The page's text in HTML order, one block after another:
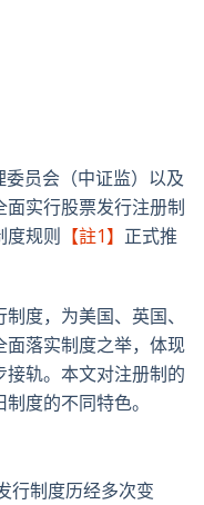
员会（中证监）以及
实行股票发行注册制
度规则 【註1】 正式推
度，为美国、英国、
落实制度之举，体现
轨。本文对注册制的
度的不同特色。
行制度历经多次变